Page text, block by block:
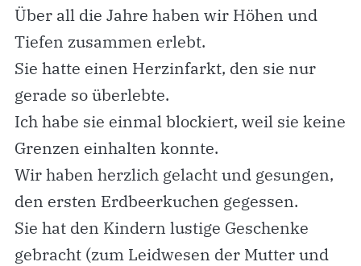
Über all die Jahre haben wir Höhen und
Tiefen zusammen erlebt.
Sie hatte einen Herzinfarkt, den sie nur
gerade so überlebte.
Ich habe sie einmal blockiert, weil sie keine
Grenzen einhalten konnte.
Wir haben herzlich gelacht und gesungen,
den ersten Erdbeerkuchen gegessen.
Sie hat den Kindern lustige Geschenke
gebracht (zum Leidwesen der Mutter und